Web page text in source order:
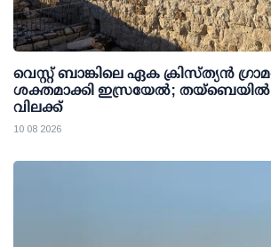
വെസ്റ്റ് ബാങ്കിലെ ഏക ക്രിസ്ത്യൻ
ശക്തമാക്കി ഇസ്രയേൽ; തയ്ബെയിൽ
വിലക്ക്
10 08 2026